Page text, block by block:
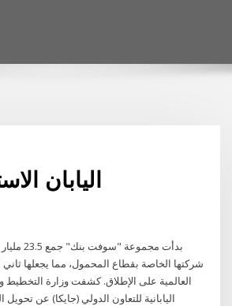
اليابان
بدأت
شركتها الخاصة بقطاع المحمول، مما يجعلها
العالمية على الإطلاق. كشفت وزارة التخطيط
اليابانية للتعاون الدولي (جايكا) عن